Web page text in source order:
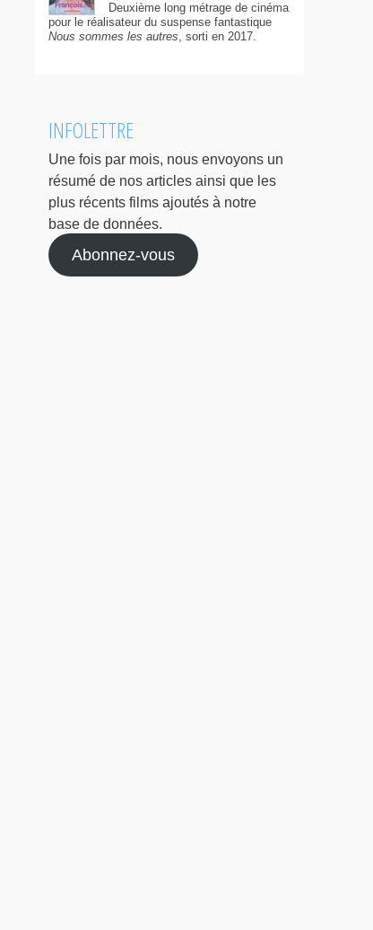
Deuxième long métrage de cinéma
pour le réalisateur du suspense fantastique
Nous sommes les autres, sorti en 2017.
INFOLETTRE
Une fois par mois, nous envoyons un
résumé de nos articles ainsi que les
plus récents films ajoutés à notre
base de données.
Abonnez-vous